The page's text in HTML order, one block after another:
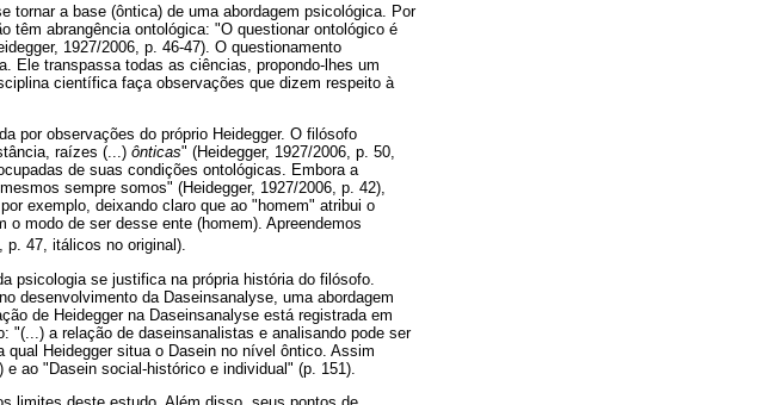
tornar a base (ôntica) de uma abordagem psicológica. Por
têm abrangência ontológica: "O questionar ontológico é
1927/2006, p. 46-47). O questionamento
Ele transpassa todas as ciências, propondo-lhes um
científica faça observações que dizem respeito à
por observações do próprio Heidegger. O filósofo
raízes (...) ônticas" (Heidegger, 1927/2006, p. 50,
de suas condições ontológicas. Embora a
sempre somos" (Heidegger, 1927/2006, p. 42),
exemplo, deixando claro que ao "homem" atribui o
modo de ser desse ente (homem). Apreendemos
p. 47, itálicos no original).
psicologia se justifica na própria história do filósofo.
desenvolvimento da Daseinsanalyse, uma abordagem
de Heidegger na Daseinsanalyse está registrada em
"(...) a relação de daseinsanalistas e analisando pode ser
Heidegger situa o Dasein no nível ôntico. Assim
ao "Dasein social-histórico e individual" (p. 151).